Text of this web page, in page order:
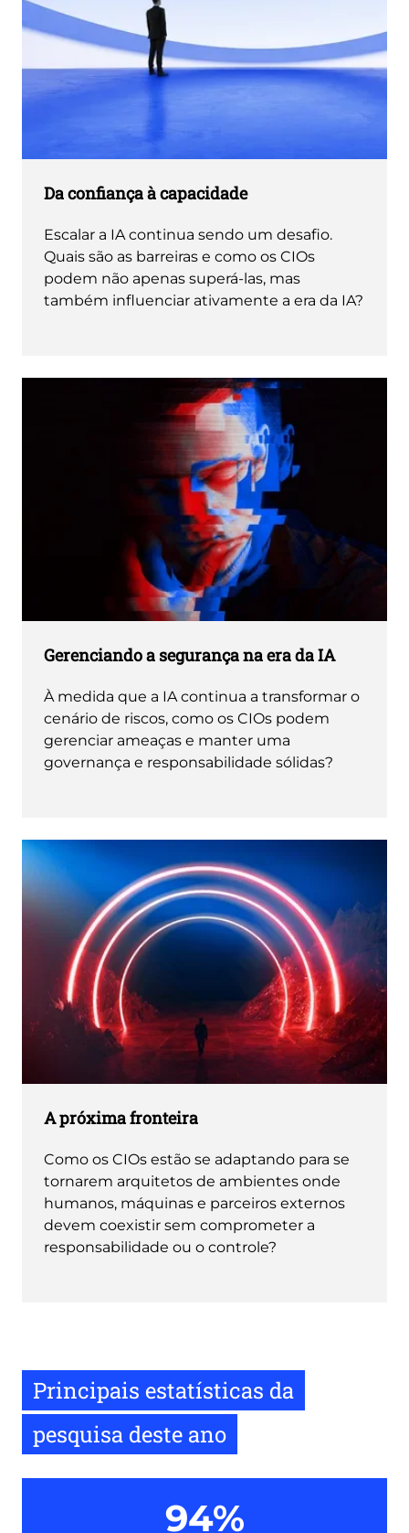
Da confiança à capacidade
Escalar a IA continua sendo um desafio.
Quais são as barreiras e como os CIOs
podem não apenas superá-las, mas
também influenciar ativamente a era da IA?
Gerenciando a segurança na era da IA
À medida que a IA continua a transformar o
cenário de riscos, como os CIOs podem
gerenciar ameaças e manter uma
governança e responsabilidade sólidas?
A próxima fronteira
Como os CIOs estão se adaptando para se
tornarem arquitetos de ambientes onde
humanos, máquinas e parceiros externos
devem coexistir sem comprometer a
responsabilidade ou o controle?
Principais estatísticas da
pesquisa deste ano
94%